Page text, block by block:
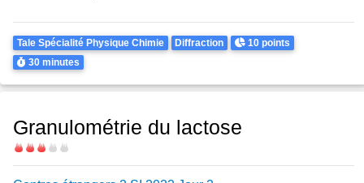
Theme
Tale Spécialité Physique Chimie Diffraction Points
10 points
Durée
30 minutes
Granulométrie du lactose
Difficulté